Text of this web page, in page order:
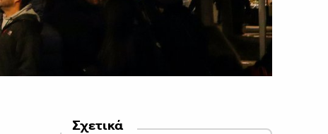
Σχετικά